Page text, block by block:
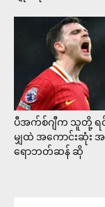
ပီအက်စ်ဂျီက သူတို့ ရ
မျှထဲ အကောင်းဆုံး
ရောဘတ်ဆန် ဆို